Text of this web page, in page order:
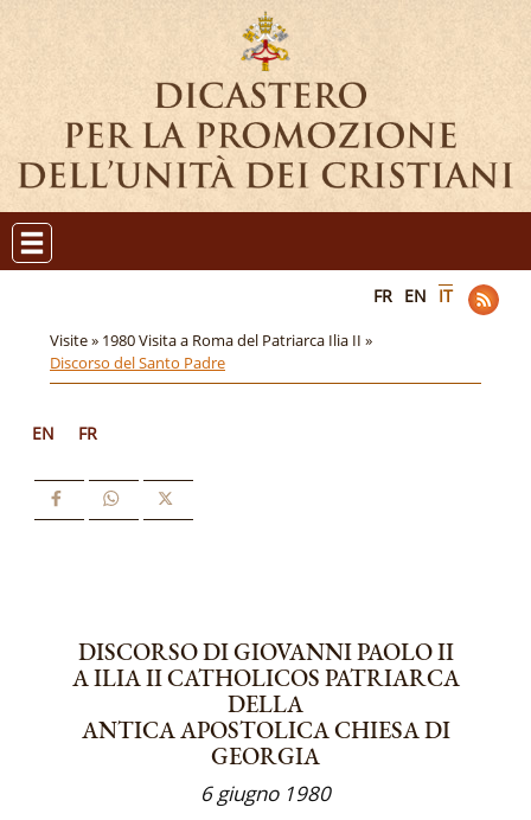
FR EN IT
Visite » 1980 Visita a Roma del Patriarca Ilia II »
Discorso del Santo Padre
EN FR
DISCORSO DI GIOVANNI PAOLO II
A ILIA II CATHOLICOS PATRIARCA
DELLA
ANTICA APOSTOLICA CHIESA DI
GEORGIA
6 giugno 1980